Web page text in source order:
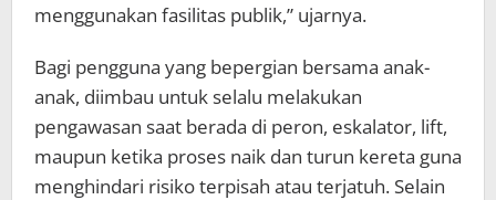
menggunakan fasilitas publik,” ujarnya.
Bagi pengguna yang bepergian bersama anak-
anak, diimbau untuk selalu melakukan
pengawasan saat berada di peron, eskalator, lift,
maupun ketika proses naik dan turun kereta guna
menghindari risiko terpisah atau terjatuh. Selain